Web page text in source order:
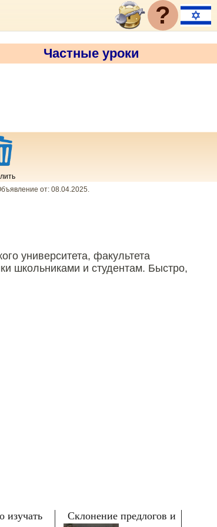
?
Частные уроки
от: 08.04.2025.
университета, факультета
школьниками и студентам. Быстро,
изучать
Склонение предлогов и